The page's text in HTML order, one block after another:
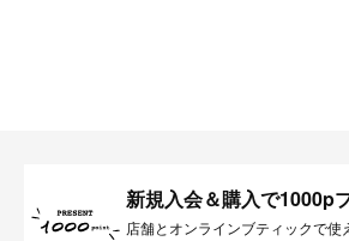
新規入会＆購入で1000p
店舗とオンラインブティックで使